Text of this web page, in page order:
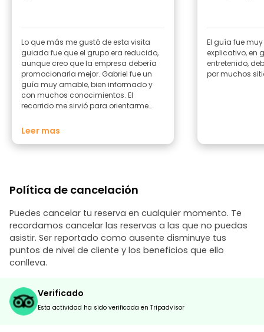
Lo que más me gustó de esta visita
guiada fue que el grupo era reducido,
aunque creo que la empresa debería
promocionarla mejor. Gabriel fue un
guía muy amable, bien informado y
con muchos conocimientos. El
recorrido me sirvió para orientarme
mi cuenta. Ese mismo día también
Leer mas
El guía fue
explicativo, en
entretenido,
por muchos
Política de cancelación
Puedes cancelar tu reserva en cualquier momento. Te
recordamos cancelar las reservas a las que no puedas
asistir. Ser reportado como ausente disminuye tus
puntos de nivel de cliente y los beneficios que ello
conlleva.
Verificado
Esta actividad ha sido verificada en Tripadvisor